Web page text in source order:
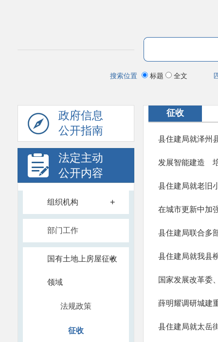
搜索位置 标题 全文
政府信息
公开指南
法定主动
公开内容
组织机构 +
部门工作
国有土地上房屋征收
领域
+
法规政策
征收
征收
发展智能建造
县住建局就老旧
在城市更新中加
县住建局联合多
县住建局就我县
县住建局就太岳